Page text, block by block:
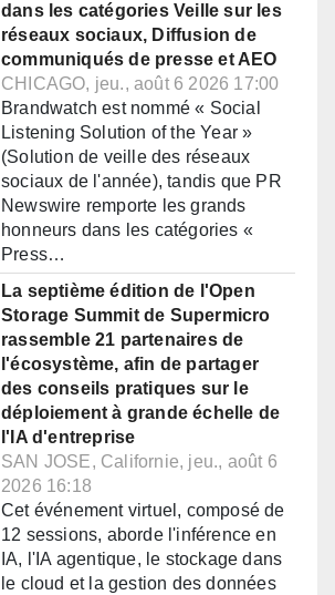
dans les catégories Veille sur les
réseaux sociaux, Diffusion de
communiqués de presse et AEO
CHICAGO, jeu., août 6 2026 17:00
Brandwatch est nommé « Social
Listening Solution of the Year »
(Solution de veille des réseaux
sociaux de l'année), tandis que PR
Newswire remporte les grands
honneurs dans les catégories «
Press…
La septième édition de l'Open
Storage Summit de Supermicro
rassemble 21 partenaires de
l'écosystème, afin de partager
des conseils pratiques sur le
déploiement à grande échelle de
l'IA d'entreprise
SAN JOSE, Californie, jeu., août 6
2026 16:18
Cet événement virtuel, composé de
12 sessions, aborde l'inférence en
IA, l'IA agentique, le stockage dans
le cloud et la gestion des données